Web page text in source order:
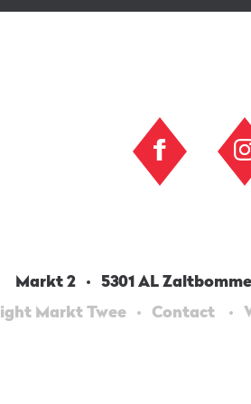
Markt 2 5301 AL Zaltbommel
Markt Twee
Contact